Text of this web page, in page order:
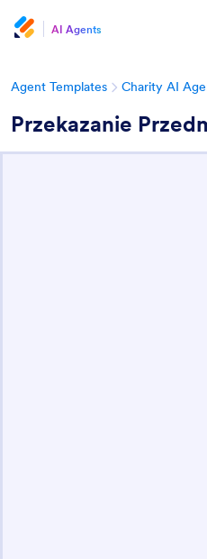
AI Agents
Agent Templates Charity AI
Przekazanie